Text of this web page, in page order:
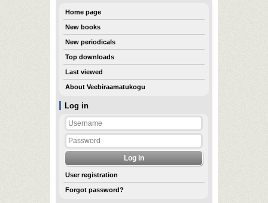
Log in
User registration
Forgot password?
Home page
New books
New periodicals
Top downloads
Last viewed
About Veebiraamatukogu